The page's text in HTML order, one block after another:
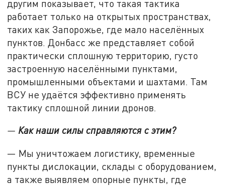
другим показывает, что такая тактика
работает только на открытых пространствах,
таких как Запорожье, где мало населённых
пунктов. Донбасс же представляет собой
практически сплошную территорию, густо
застроенную населёнными пунктами,
промышленными объектами и шахтами. Там
ВСУ не удаётся эффективно применять
тактику сплошной линии дронов.
— Как наши силы справляются с этим?
— Мы уничтожаем логистику, временные
пункты дислокации, склады с оборудованием,
а также выявляем опорные пункты, где